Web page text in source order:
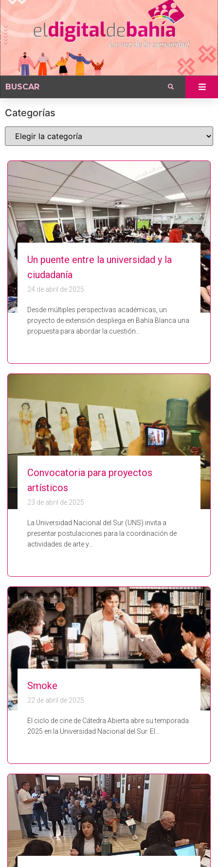
Categorías
Un puente entre la universidad y la
ciudadanía
24 de abril de 2025
Desde múltiples perspectivas académicas, un
proyecto de extensión despliega en Bahía Blanca una
propuesta para abordar la cuestión…
Convocatoria para proyectos
artísticos
23 de abril de 2025
La Universidad Nacional del Sur (UNS) invita a
presentar postulaciones para la coordinación de
actividades de arte y…
Smoke
22 de abril de 2025
El ciclo de cine de Cátedra Abierta abre su temporada
2025 en la Universidad Nacional del Sur. El…